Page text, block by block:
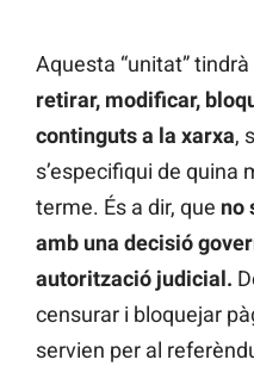
Aquesta “unitat” tindrà
retirar, modificar,
continguts a la xarxa,
s’especifiqui de quina
terme. És a dir, que no
amb una decisió
autorització judicial.
censurar i bloquejar
servien per al